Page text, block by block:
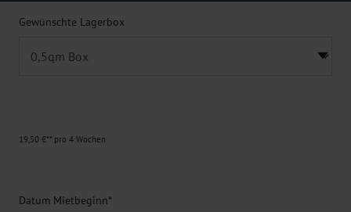
Gewünschte Lagerbox
19,50 €** pro 4 Wochen
Datum Mietbeginn*